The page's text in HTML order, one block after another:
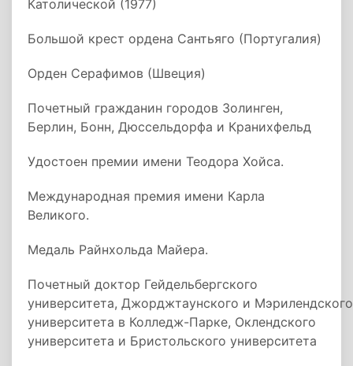
Католической (1977)
Большой крест ордена Сантьяго (Португалия)
Орден Серафимов (Швеция)
Почетный гражданин городов Золинген,
Берлин, Бонн, Дюссельдорфа и Кранихфельд
Удостоен премии имени Теодора Хойса.
Международная премия имени Карла
Великого.
Медаль Райнхольда Майера.
Почетный доктор Гейдельбергского
университета, Джорджтаунского и Мэрилендского
университета в Колледж-Парке, Оклендского
университета и Бристольского университета